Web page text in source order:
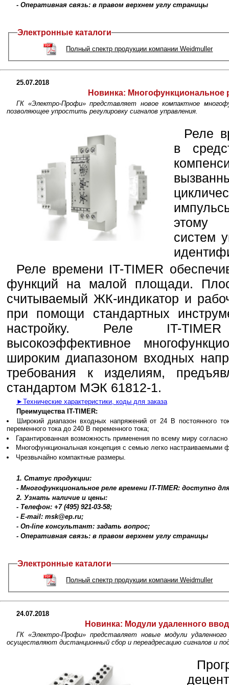
- Оперативная связь: в правом верхнем углу страницы
Электронные каталоги
Полный спектр продукции компании Weidmuller
25.07.2018
Новинка: Многофункциональное
ГК «Электро-Профи» представляет новое компактное
позволяющее упростить регулировку сигналов управления.
Реле
в
этому
систем
Реле времени IT-TIMER
функций на малой площади.
считываемый ЖК-индикатор и
при помощи стандартных
настройку. Реле IT-
высокоэффективное
широким диапазоном входных
требования к изделиям,
стандартом МЭК 61812-1.
►Технические характеристики, коды для заказа
Преимущества IT-TIMER:
Широкий диапазон входных напряжений от 24 В постоянного
переменного тока до 240 В переменного тока;
Гарантированная возможность применения по всему миру
Многофункциональная концепция с семью легко настраиваемыми
Чрезвычайно компактные размеры.
1. Статус продукции:
- Многофункциональное реле времени IT-TIMER: доступно
2. Узнать наличие и цены:
- Телефон: +7 (495) 921-03-58;
- E-mail: msk@ep.ru;
- On-line консультант: задать вопрос;
- Оперативная связь: в правом верхнем углу страницы
Электронные каталоги
Полный спектр продукции компании Weidmuller
24.07.2018
Новинка: Модули удаленного
ГК «Электро-Профи» представляет новые модули
осуществляют дистанционный сбор и переадресацию сигналов и